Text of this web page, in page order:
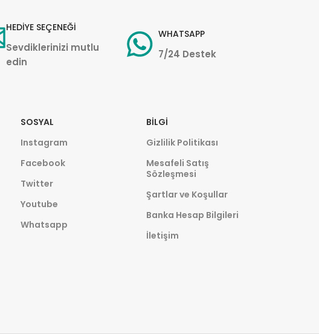
HEDİYE SEÇENEĞİ
Sevdiklerinizi mutlu
edin
WHATSAPP
7/24 Destek
SOSYAL
Instagram
Facebook
Twitter
Youtube
Whatsapp
BILGI
Gizlilik Politikası
Mesafeli Satış
Sözleşmesi
Şartlar ve Koşullar
Banka Hesap Bilgileri
İletişim